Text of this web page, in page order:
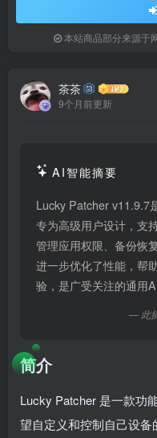
本站商品部分来源于
茶茶
9个月前更新
AI智能摘要
Lucky Patcher v11.9.7
专为高级用户设计，支
管理应用权限、备份恢
进一步优化了性能，帮
验，是广受关注的通用
— 此
简介
Lucky Patcher 是一款功
望自定义和控制自己设备